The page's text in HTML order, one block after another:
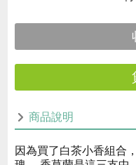
商品說明
因為買了白茶小香組合